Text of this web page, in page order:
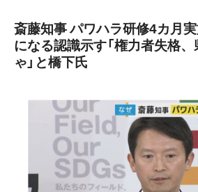
斎藤知事 パワハラ研修4カ月
になる認識示す「権力者失格
ゃ」と橋下氏